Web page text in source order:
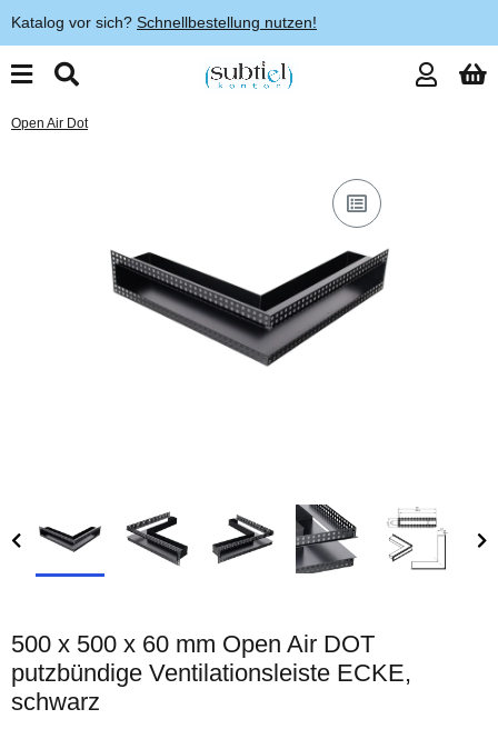
Katalog vor sich? Schnellbestellung nutzen!
Open Air Dot
500 x 500 x 60 mm Open Air DOT
putzbündige Ventilationsleiste ECKE,
schwarz